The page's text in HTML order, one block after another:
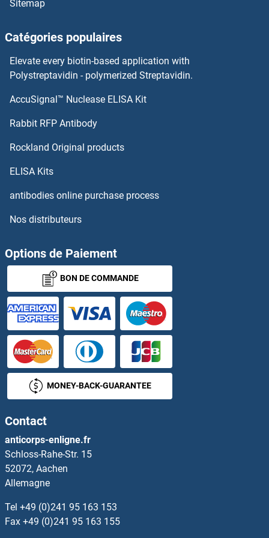
Period Homolog 1 (Drosophila) Anticorps
PEX11A Anticorps
PEX11B Anticorps
PEX11G Anticorps
PEX12 Anticorps
PEX13 Anticorps
PEX14 Anticorps
PEX16 Anticorps
PEX19 Anticorps
PEX2 Anticorps
PEX5 Anticorps
PEX6 Anticorps
Sitemap
Catégories populaires
Elevate every biotin-based application with
Polystreptavidin - polymerized Streptavidin.
AccuSignal™ Nuclease ELISA Kit
Rabbit RFP Antibody
Rockland Original products
ELISA Kits
antibodies online purchase process
Nos distributeurs
Options de Paiement
BON DE COMMANDE
MONEY-BACK-GUARANTEE
Contact
anticorps-enligne.fr
Schloss-Rahe-Str. 15
52072, Aachen
Allemagne
Tel +49 (0)241 95 163 153
Fax +49 (0)241 95 163 155